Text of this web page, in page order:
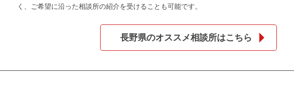
おすすめの優良結婚相談所を
く、ご希望に沿った相談所の紹介を受けることも可能です。
長野県のオススメ相談所はこちら